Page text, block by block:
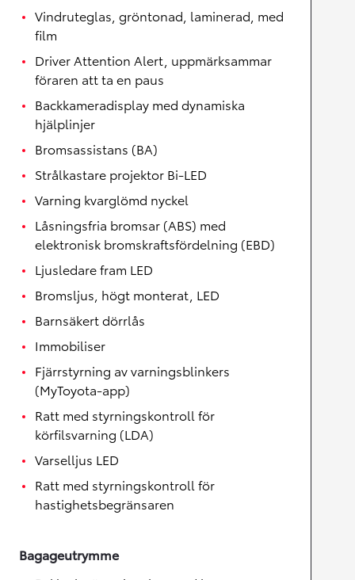
Vindruteglas, gröntonad, laminerad, med
film
Driver Attention Alert, uppmärksammar
föraren att ta en paus
Backkameradisplay med dynamiska
hjälplinjer
Bromsassistans (BA)
Strålkastare projektor Bi-LED
Varning kvarglömd nyckel
Låsningsfria bromsar (ABS) med
elektronisk bromskraftsfördelning (EBD)
Ljusledare fram LED
Bromsljus, högt monterat, LED
Barnsäkert dörrlås
Immobiliser
Fjärrstyrning av varningsblinkers
(MyToyota-app)
Ratt med styrningskontroll för
körfilsvarning (LDA)
Varselljus LED
Ratt med styrningskontroll för
hastighetsbegränsaren
Bagageutrymme